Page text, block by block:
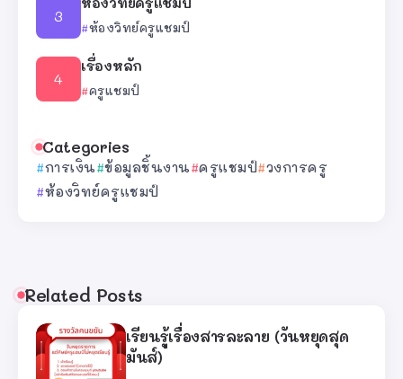
ห้องวิทย์ครูแชมป์
เรื่องหลัก
ครูแชมป์
Categories
การเงิน ข้อมูลชิ้นงาน ครูแชมป์ วงการครู
ห้องวิทย์ครูแชมป์
Related Posts
เรียนรู้เรื่องสารละลาย (วันหยุดสุด
มันส์)